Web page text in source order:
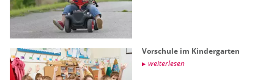
Vor­schu­le im Kin­der­gar­ten
wei­ter­le­sen